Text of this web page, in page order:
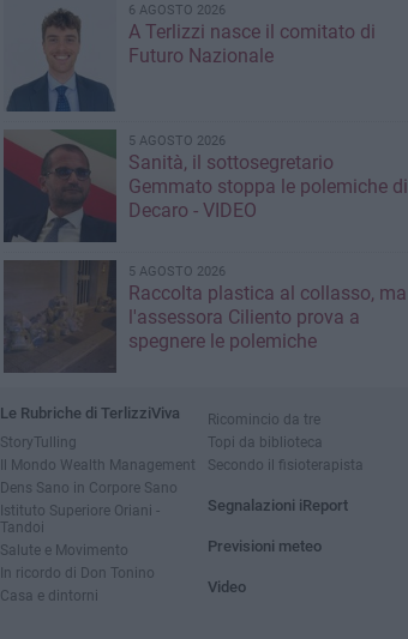
6 AGOSTO 2026
A Terlizzi nasce il comitato di
Futuro Nazionale
5 AGOSTO 2026
Sanità, il sottosegretario
Gemmato stoppa le polemiche di
Decaro - VIDEO
5 AGOSTO 2026
Raccolta plastica al collasso, ma
l'assessora Ciliento prova a
spegnere le polemiche
Le Rubriche di TerlizziViva
StoryTulling
Il Mondo Wealth Management
Dens Sano in Corpore Sano
Istituto Superiore Oriani -
Tandoi
Salute e Movimento
In ricordo di Don Tonino
Casa e dintorni
Ricomincio da tre
Topi da biblioteca
Secondo il fisioterapista
Segnalazioni iReport
Previsioni meteo
Video